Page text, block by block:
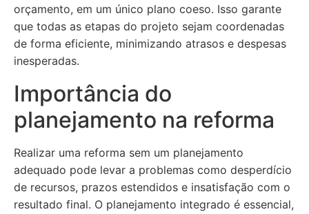
orçamento, em um único plano coeso. Isso garante
que todas as etapas do projeto sejam coordenadas
de forma eficiente, minimizando atrasos e despesas
inesperadas.
Importância do
planejamento na reforma
Realizar uma reforma sem um planejamento
adequado pode levar a problemas como desperdício
de recursos, prazos estendidos e insatisfação com o
resultado final. O planejamento integrado é essencial,